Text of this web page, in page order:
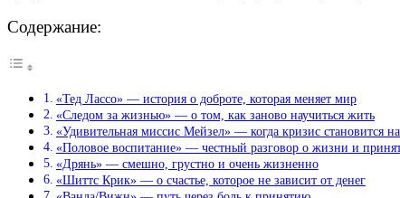
Содержание:
«Тед Лассо» — история о доброте, которая меняет мир
«Следом за жизнью» — о том, как заново научиться жить
«Удивительная миссис Мейзел» — когда кризис становится
«Половое воспитание» — честный разговор о жизни и
«Дрянь» — смешно, грустно и очень жизненно
«Шиттс Крик» — о счастье, которое не зависит от денег